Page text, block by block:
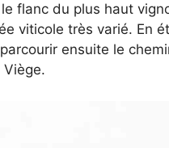
flanc du plus haut
viticole très varié.
ensuite le